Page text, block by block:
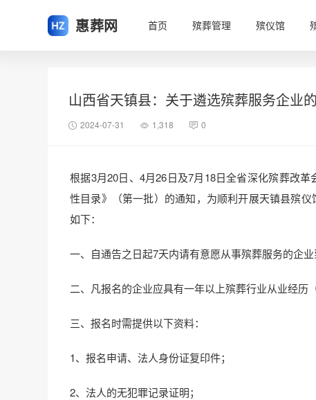
惠葬网 首页 殡葬管理 殡仪馆
山西省天镇县：关于遴选殡葬服务企业
2024-07-31 1,318 0
根据3月20日、4月26日及7月18日全省深化殡葬改
性目录》（第一批）的通知，为顺利开展天镇县殡
如下：
一、自通告之日起7天内请有意愿从事殡葬服务的企业
二、凡报名的企业应具有一年以上殡葬行业从业经历
三、报名时需提供以下资料：
1、报名申请、法人身份证复印件；
2、法人的无犯罪记录证明；